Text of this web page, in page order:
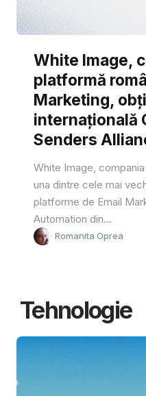
White Image,
platformă
Marketing,
internațională
Senders
White Image,
una dintre cele mai
platforme de Email
Automation din...
Romanita Oprea
Tehnologie